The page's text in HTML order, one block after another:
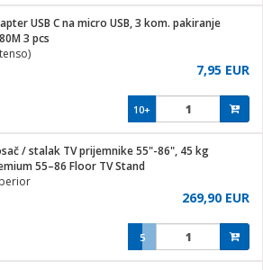
USB C na micro USB, 3 kom. pakiranje
3 pcs
7,95 EUR
10+
/ stalak TV prijemnike 55"-86", 45 kg
55–86 Floor TV Stand
269,90 EUR
5